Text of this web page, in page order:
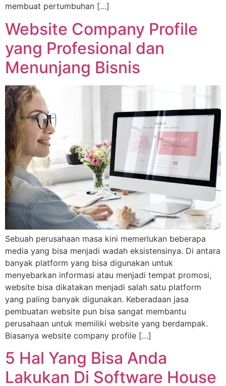
membuat pertumbuhan […]
Website Company Profile
yang Profesional dan
Menunjang Bisnis
Sebuah perusahaan masa kini memerlukan beberapa
media yang bisa menjadi wadah eksistensinya. Di antara
banyak platform yang bisa digunakan untuk
menyebarkan informasi atau menjadi tempat promosi,
website bisa dikatakan menjadi salah satu platform
yang paling banyak digunakan. Keberadaan jasa
pembuatan website pun bisa sangat membantu
perusahaan untuk memiliki website yang berdampak.
Biasanya website company profile […]
5 Hal Yang Bisa Anda
Lakukan Di Software House